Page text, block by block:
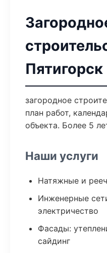
Пятигорск
загородное
план работ,
объекта. Более 5
Наши услуги
Натяжные и
Инженерные
электричество
Фасады:
сайдинг